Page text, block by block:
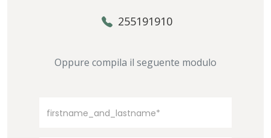
255191910
Oppure compila il seguente modulo